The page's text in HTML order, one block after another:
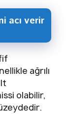
acı verir
ağrılı
olabilir,